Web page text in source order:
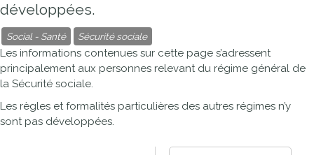
développées.
Social - Santé Sécurité sociale
Les informations contenues sur cette page s’adressent
principalement aux personnes relevant du régime général de
la Sécurité sociale.
Les règles et formalités particulières des autres régimes n’y
sont pas développées.